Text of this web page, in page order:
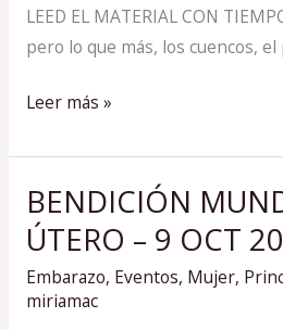
LEED EL MATERIAL CON
pero lo que más, los cuencos,
Leer más »
BENDICIÓN
ÚTERO – 9 OCT
Embarazo, Eventos, Mujer,
miriamac
BENDICIÓN
MUNDIAL
DE
ÚTERO